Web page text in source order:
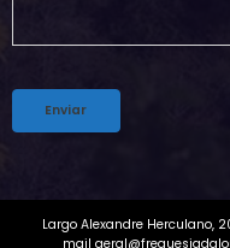
Largo Alexandre Herculano,
mail